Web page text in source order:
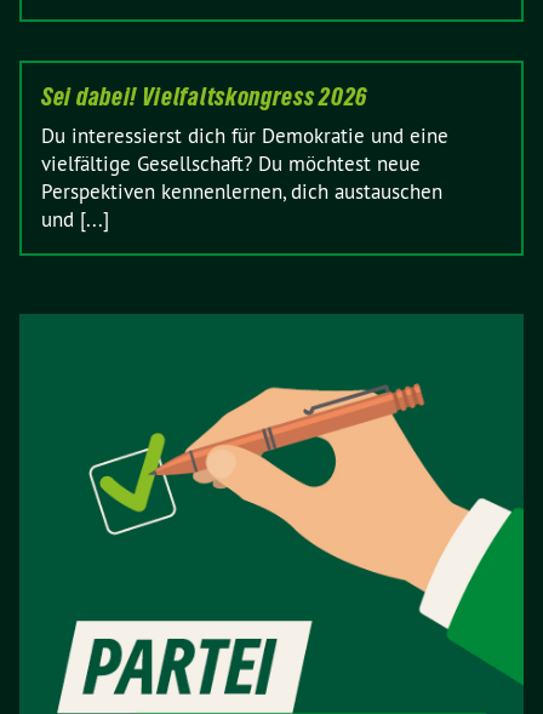
Sei dabei! Vielfaltskongress 2026
Du interessierst dich für Demokratie und eine
vielfältige Gesellschaft? Du möchtest neue
Perspektiven kennenlernen, dich austauschen
und [...]